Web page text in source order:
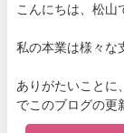
こんにちは、松山
私の本業は様々な
ありがたいことに
でこのブログの更